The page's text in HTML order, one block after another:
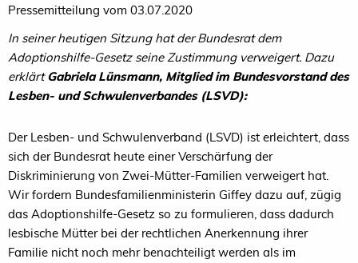
Pressemitteilung vom 03.07.2020
In seiner heutigen Sitzung hat der Bundesrat dem
Adoptionshilfe-Gesetz seine Zustimmung verweigert. Dazu
erklärtGabriela Lünsmann, Mitglied im Bundesvorstand des
Lesben- und Schwulenverbandes (LSVD):
Der Lesben- und Schwulenverband (LSVD) ist erleichtert, dass
sich der Bundesrat heute einer Verschärfung der
Diskriminierung von Zwei-Mütter-Familien verweigert hat.
Wir fordern Bundesfamilienministerin Giffey dazu auf, zügig
das Adoptionshilfe-Gesetz so zu formulieren, dass dadurch
lesbische Mütter bei der rechtlichen Anerkennung ihrer
Familie nicht noch mehr benachteiligt werden als im